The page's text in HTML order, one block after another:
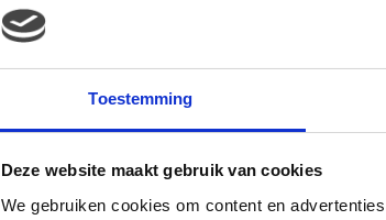
Toestemming
Deze website maakt gebruik van cookies
We gebruiken cookies om content en